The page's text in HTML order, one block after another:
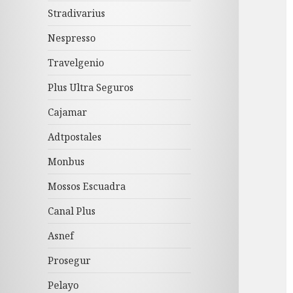
Stradivarius
Nespresso
Travelgenio
Plus Ultra Seguros
Cajamar
Adtpostales
Monbus
Mossos Escuadra
Canal Plus
Asnef
Prosegur
Pelayo